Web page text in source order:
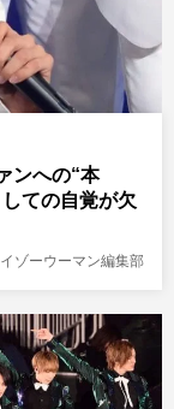
ンへの“本
ての自覚が欠
ゾーウーマン編集部